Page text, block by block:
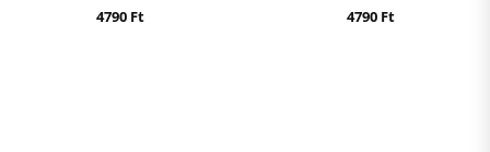
4790 Ft 4790 Ft